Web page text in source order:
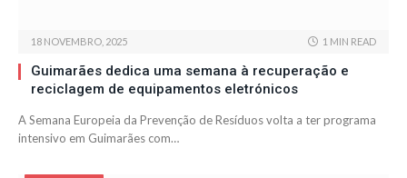
18 NOVEMBRO, 2025 1 MIN READ
Guimarães dedica uma semana à recuperação e
reciclagem de equipamentos eletrónicos
A Semana Europeia da Prevenção de Resíduos volta a ter programa
intensivo em Guimarães com…